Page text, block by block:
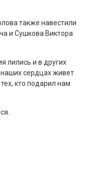
также навестили
и Сушкова Виктора
лились и в других
наших сердцах живет
кто подарил нам